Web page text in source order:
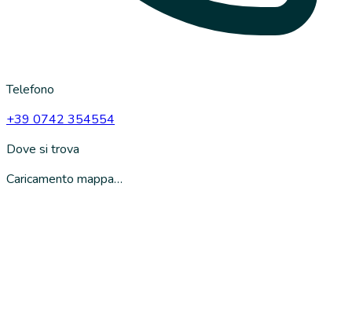
Telefono
+39 0742 354554
Dove si trova
Caricamento mappa…